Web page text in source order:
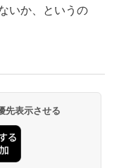
いか、というの
先表示させる